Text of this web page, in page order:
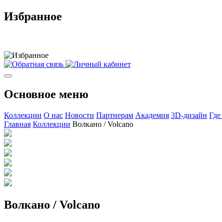
Избранное
Основное меню
Коллекции О нас Новости Партнерам Академия 3D-дизайн
Главная Коллекции Волкано / Volcano
Волкано / Volcano